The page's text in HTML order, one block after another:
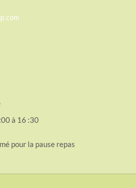
à 16 :30
pour la pause repas